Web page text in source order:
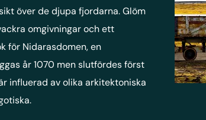
över de djupa fjordarna. Glöm
omgivningar och ett
för Nidarasdomen, en
år 1070 men slutfördes först
influerad av olika arkitektoniska